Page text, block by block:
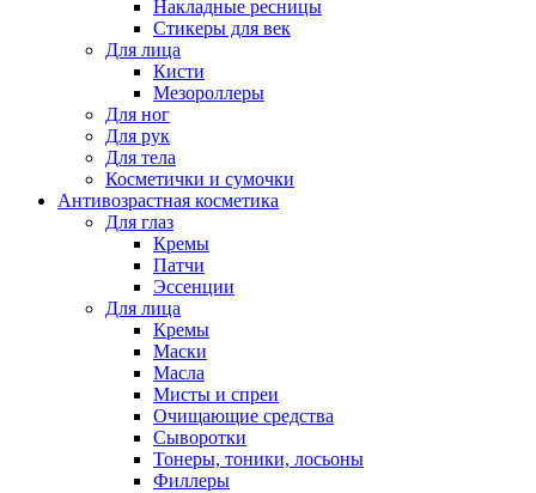
Накладные ресницы
Стикеры для век
Для лица
Кисти
Мезороллеры
Для ног
Для рук
Для тела
Косметички и сумочки
Антивозрастная косметика
Для глаз
Кремы
Патчи
Эссенции
Для лица
Кремы
Маски
Масла
Мисты и спреи
Очищающие средства
Сыворотки
Тонеры, тоники, лосьоны
Филлеры